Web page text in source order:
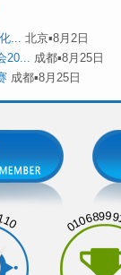
... 北京▪8月2日
20... 成都▪8月25日
成都▪8月25日